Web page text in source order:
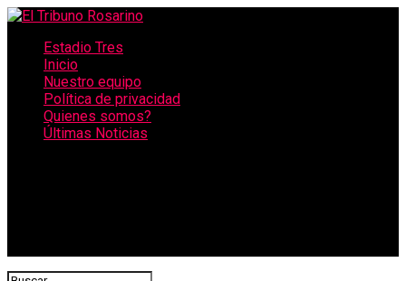
Estadio Tres
Inicio
Nuestro equipo
Política de privacidad
Quienes somos?
Últimas Noticias